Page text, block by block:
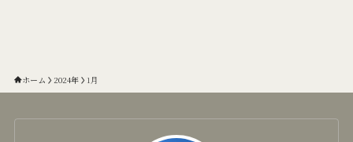
ホーム 2024年 1月